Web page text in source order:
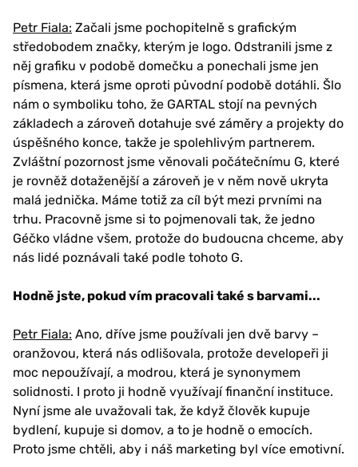
Petr Fiala: Začali jsme pochopitelně s grafickým
středobodem značky, kterým je logo. Odstranili jsme z
něj grafiku v podobě domečku a ponechali jsme jen
písmena, která jsme oproti původní podobě dotáhli. Šlo
nám o symboliku toho, že GARTAL stojí na pevných
základech a zároveň dotahuje své záměry a projekty do
úspěšného konce, takže je spolehlivým partnerem.
Zvláštní pozornost jsme věnovali počátečnímu G, které
je rovněž dotaženější a zároveň je v něm nově ukryta
malá jednička. Máme totiž za cíl být mezi prvními na
trhu. Pracovně jsme si to pojmenovali tak, že jedno
Géčko vládne všem, protože do budoucna chceme, aby
nás lidé poznávali také podle tohoto G.
Hodně jste, pokud vím pracovali také s barvami...
Petr Fiala: Ano, dříve jsme používali jen dvě barvy –
oranžovou, která nás odlišovala, protože developeři ji
moc nepoužívají, a modrou, která je synonymem
solidnosti. I proto ji hodně využívají finanční instituce.
Nyní jsme ale uvažovali tak, že když člověk kupuje
bydlení, kupuje si domov, a to je hodně o emocích.
Proto jsme chtěli, aby i náš marketing byl více emotivní.